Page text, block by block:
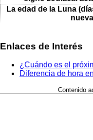
La edad de la Luna
Enlaces de Interés
¿Cuándo es el
Diferencia de hora
Contenido